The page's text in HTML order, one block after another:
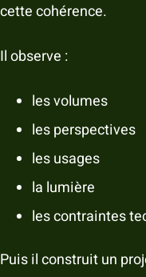
cette cohérence.
Il observe :
les volumes
les perspectives
les usages
la lumière
les contraintes
Puis il construit un